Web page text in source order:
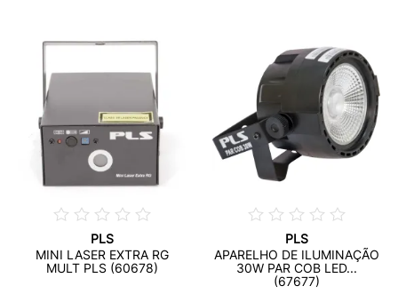
PLS
MINI LASER EXTRA RG
MULT PLS (60678)
PLS
APARELHO DE ILUMINAÇÃO
30W PAR COB LED...
(67677)